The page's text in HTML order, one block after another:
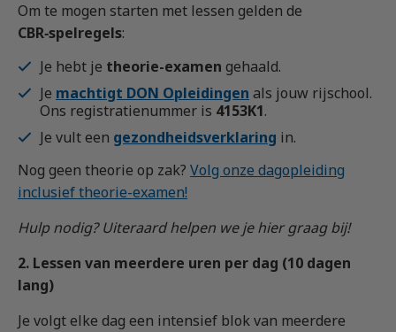
Om te mogen starten met lessen gelden de
CBR‑spelregels:
Je hebt je theorie-examen gehaald.
Je machtigt DON Opleidingen als jouw rijschool.
Ons registratienummer is 4153K1.
Je vult een gezondheidsverklaring in.
Nog geen theorie op zak? Volg onze dagopleiding
inclusief theorie-examen!
Hulp nodig? Uiteraard helpen we je hier graag bij!
2. Lessen van meerdere uren per dag (10 dagen
lang)
Je volgt elke dag een intensief blok van meerdere